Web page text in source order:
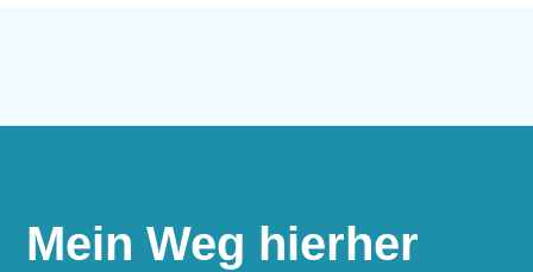
Mein Weg hierher